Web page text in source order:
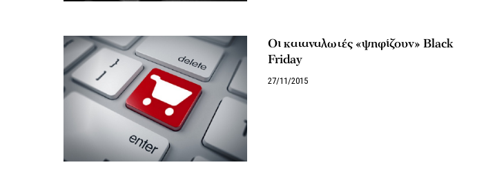
Οι καταναλωτές «ψηφίζουν» Black
Friday
27/11/2015